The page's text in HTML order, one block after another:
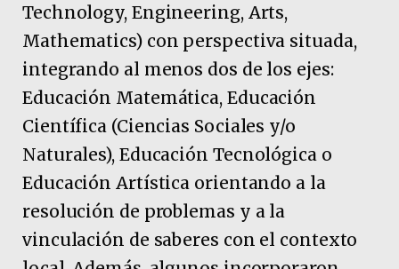
Technology, Engineering, Arts,
Mathematics) con perspectiva situada,
integrando al menos dos de los ejes:
Educación Matemática, Educación
Científica (Ciencias Sociales y/o
Naturales), Educación Tecnológica o
Educación Artística orientando a la
resolución de problemas y a la
vinculación de saberes con el contexto